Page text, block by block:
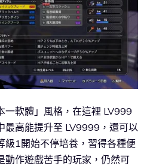
一軟體」風格，在這裡 LV999
最高能提升至 LV9999，還可以
級1開始不停培養，習得各種便
動作遊戲苦手的玩家，仍然可